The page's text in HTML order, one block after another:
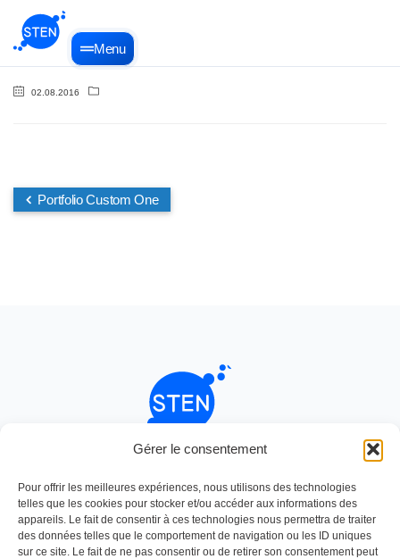
Gérer le consentement
Pour offrir les meilleures expériences, nous utilisons des technologies
telles que les cookies pour stocker et/ou accéder aux informations des
appareils. Le fait de consentir à ces technologies nous permettra de traiter
des données telles que le comportement de navigation ou les ID uniques
sur ce site. Le fait de ne pas consentir ou de retirer son consentement peut
Menu
02.08.2016
Portfolio Custom One
Nettoyage industriel depuis 1984
Paris,13 rue des Frères Lumière 77100 Meaux
info@lasten.fr 01 64 36 48 20